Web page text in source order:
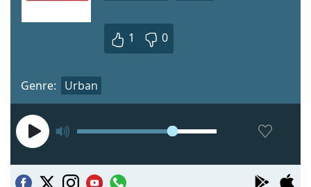
1 0
Genre: Urban